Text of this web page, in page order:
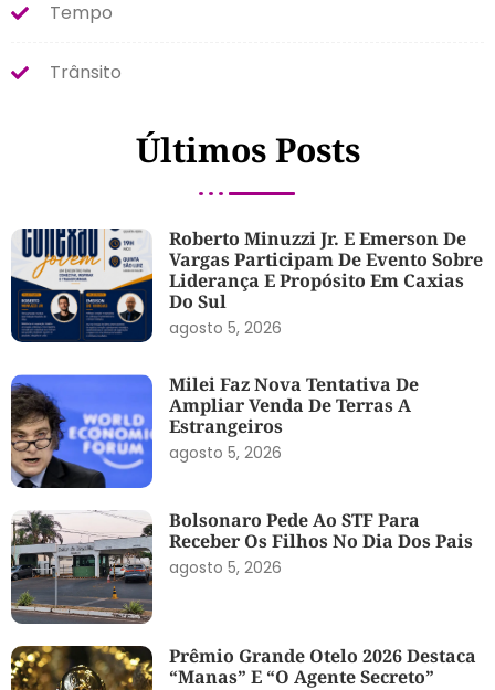
Tempo
Trânsito
Últimos Posts
Roberto Minuzzi Jr. E Emerson De
Vargas Participam De Evento Sobre
Liderança E Propósito Em Caxias
Do Sul
agosto 5, 2026
Milei Faz Nova Tentativa De
Ampliar Venda De Terras A
Estrangeiros
agosto 5, 2026
Bolsonaro Pede Ao STF Para
Receber Os Filhos No Dia Dos Pais
agosto 5, 2026
Prêmio Grande Otelo 2026 Destaca
“Manas” E “O Agente Secreto”